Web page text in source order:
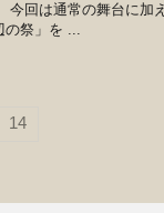
今回は通常の舞台に加
の祭」を ...
14